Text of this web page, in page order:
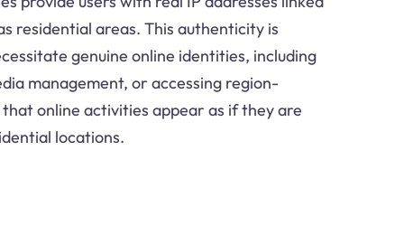
residential areas. This authenticity is
genuine online identities, including
management, or accessing region-
online activities appear as if they are
locations.